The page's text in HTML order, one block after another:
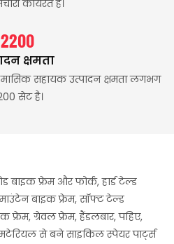
कार्यरत हैं।
2200
क्षमता
मासिक सहायक उत्पादन क्षमता लगभग
सेट है।
बाइक फ्रेम और फोर्क, हार्ड टेल्ड
बाइक फ्रेम, सॉफ्ट टेल्ड
फ्रेम, ग्रेवल फ्रेम, हैंडलबार, पहिए,
से बने साइकिल स्पेयर पार्ट्स